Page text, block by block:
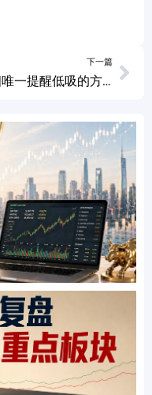
下一篇
周四唯一提醒低吸的方向美股出现强涨! 03/17/2023